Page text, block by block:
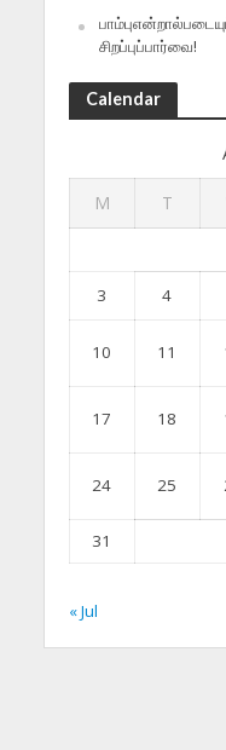
சிறப்புப்பார்வை!
Calendar
M T
3 4
10 11
17 18
24 25
31
« Jul